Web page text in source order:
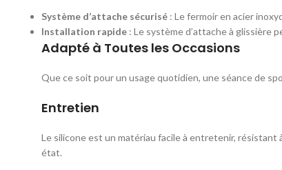
Système d’attache sécurisé : Le fermoir en acier
Installation rapide : Le système d’attache à glissière
Adapté à Toutes les Occasions
Que ce soit pour un usage quotidien, une séance de
Entretien
Le silicone est un matériau facile à entretenir, résistant
état.